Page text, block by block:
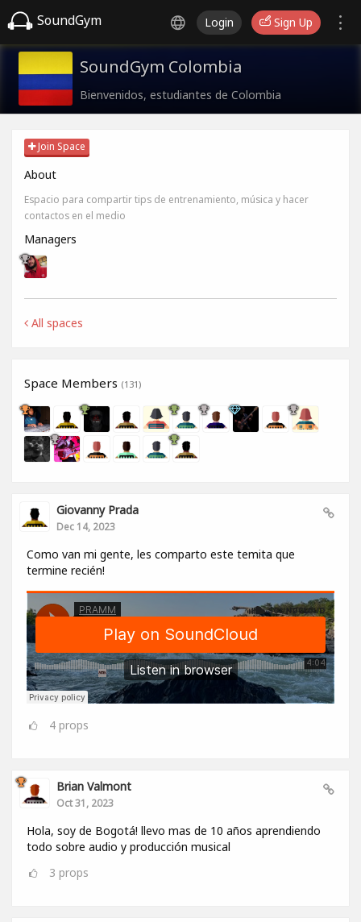
SoundGym Login Sign Up
SoundGym Colombia
Bienvenidos, estudiantes de Colombia
Join Space
About
Espacio para compartir tips de entrenamiento, música y hacer
contactos en el medio
Managers
All spaces
Space Members (131)
Giovanny Prada
Dec 14, 2023
Como van mi gente, les comparto este temita que
termine recién!
4 props
Brian Valmont
Oct 31, 2023
Hola, soy de Bogotá! llevo mas de 10 años aprendiendo
todo sobre audio y producción musical
3 props